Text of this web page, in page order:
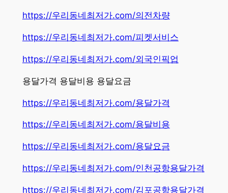
https://우리동네최저가.com/의전차량
https://우리동네최저가.com/피켓서비스
https://우리동네최저가.com/외국인픽업
용달가격 용달비용 용달요금
https://우리동네최저가.com/용달가격
https://우리동네최저가.com/용달비용
https://우리동네최저가.com/용달요금
https://우리동네최저가.com/인천공항용달가격
https://우리동네최저가.com/김포공항용달가격